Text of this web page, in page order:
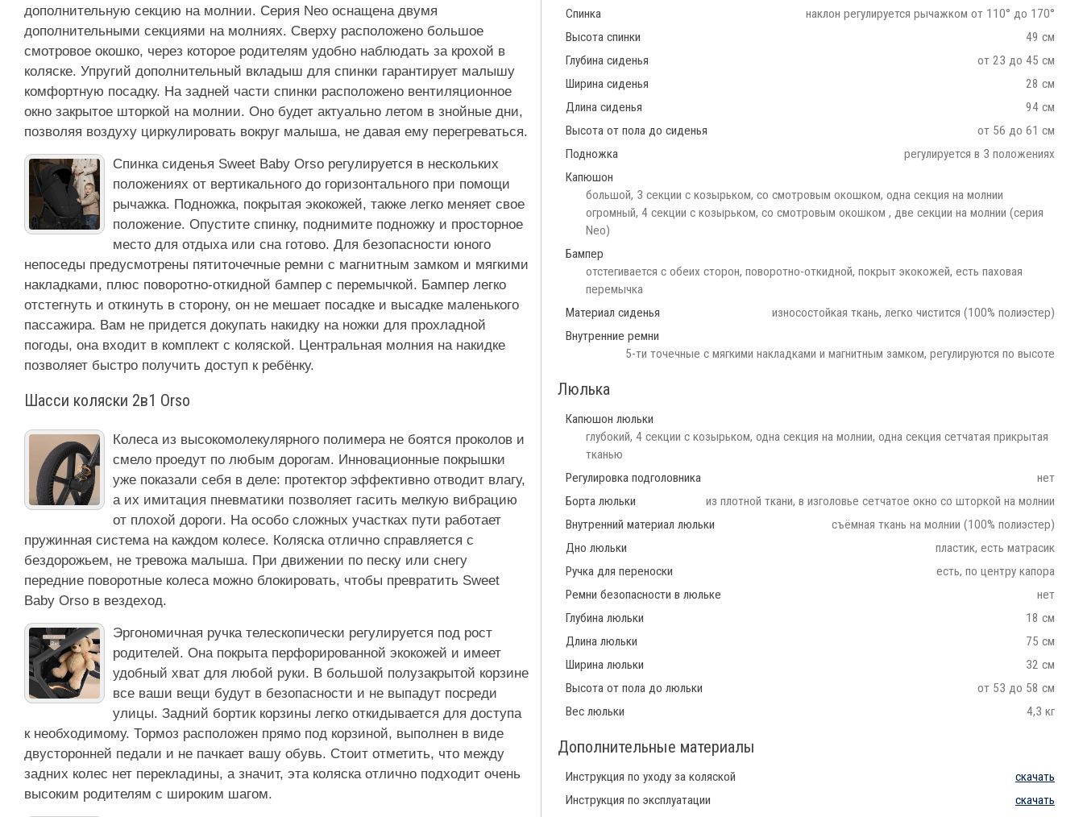
дополнительную секцию на молнии. Серия Neo оснащена двумя
дополнительными секциями на молниях. Сверху расположено большое
смотровое окошко, через которое родителям удобно наблюдать за крохой в
коляске. Упругий дополнительный вкладыш для спинки гарантирует малышу
комфортную посадку. На задней части спинки расположено вентиляционное
окно закрытое шторкой на молнии. Оно будет актуально летом в знойные дни,
позволяя воздуху циркулировать вокруг малыша, не давая ему перегреваться.
Спинка сиденья Sweet Baby Orso регулируется в нескольких
положениях от вертикального до горизонтального при помощи
рычажка. Подножка, покрытая экокожей, также легко меняет свое
положение. Опустите спинку, поднимите подножку и просторное
место для отдыха или сна готово. Для безопасности юного
непоседы предусмотрены пятиточечные ремни с магнитным замком и мягкими
накладками, плюс поворотно-откидной бампер с перемычкой. Бампер легко
отстегнуть и откинуть в сторону, он не мешает посадке и высадке маленького
пассажира. Вам не придется докупать накидку на ножки для прохладной
погоды, она входит в комплект с коляской. Центральная молния на накидке
позволяет быстро получить доступ к ребёнку.
Шасси коляски 2в1 Orso
Колеса из высокомолекулярного полимера не боятся проколов и
смело проедут по любым дорогам. Инновационные покрышки
уже показали себя в деле: протектор эффективно отводит влагу,
а их имитация пневматики позволяет гасить мелкую вибрацию
от плохой дороги. На особо сложных участках пути работает
пружинная система на каждом колесе. Коляска отлично справляется с
бездорожьем, не тревожа малыша. При движении по песку или снегу
передние поворотные колеса можно блокировать, чтобы превратить Sweet
Baby Orso в вездеход.
Эргономичная ручка телескопически регулируется под рост
родителей. Она покрыта перфорированной экокожей и имеет
удобный хват для любой руки. В большой полузакрытой корзине
все ваши вещи будут в безопасности и не выпадут посреди
улицы. Задний бортик корзины легко откидывается для доступа
к необходимому. Тормоз расположен прямо под корзиной, выполнен в виде
двусторонней педали и не пачкает вашу обувь. Стоит отметить, что между
задних колес нет перекладины, а значит, эта коляска отлично подходит очень
высоким родителям с широким шагом.
Спинка
наклон регулируется рычажком от 110° до 170°
Высота спинки
49 см
Глубина сиденья
от 23 до 45 см
Ширина сиденья
28 см
Длина сиденья
94 см
Высота от пола до сиденья
от 56 до 61 см
Подножка
регулируется в 3 положениях
Капюшон
большой, 3 секции с козырьком, со смотровым окошком, одна секция на молнии
огромный, 4 секции с козырьком, со смотровым окошком , две секции на молнии (серия
Neo)
Бампер
отстегивается с обеих сторон, поворотно-откидной, покрыт экокожей, есть паховая
перемычка
Материал сиденья
износостойкая ткань, легко чистится (100% полиэстер)
Внутренние ремни
5-ти точечные с мягкими накладками и магнитным замком, регулируются по высоте
Люлька
Капюшон люльки
глубокий, 4 секции с козырьком, одна секция на молнии, одна секция сетчатая прикрытая
тканью
Регулировка подголовника
нет
Борта люльки
из плотной ткани, в изголовье сетчатое окно со шторкой на молнии
Внутренний материал люльки
съёмная ткань на молнии (100% полиэстер)
Дно люльки
пластик, есть матрасик
Ручка для переноски
есть, по центру капора
Ремни безопасности в люльке
нет
Глубина люльки
18 см
Длина люльки
75 см
Ширина люльки
32 см
Высота от пола до люльки
от 53 до 58 см
Вес люльки
4,3 кг
Дополнительные материалы
Инструкция по уходу за коляской
скачать
Инструкция по эксплуатации
скачать